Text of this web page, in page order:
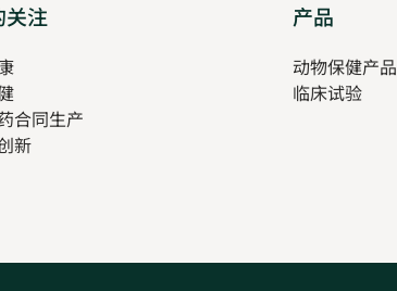
关注
tab
new
tab
合同生产
新
产品
new
tab
动物保健产品
临床试验